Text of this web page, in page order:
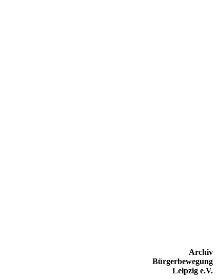
Archiv
Bürgerbewegung
Leipzig e.V.